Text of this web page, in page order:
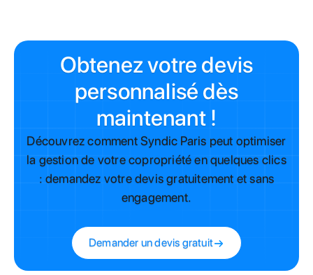
Obtenez votre devis
personnalisé dès
maintenant !
Découvrez comment Syndic Paris peut optimiser
la gestion de votre copropriété en quelques clics
: demandez votre devis gratuitement et sans
engagement.
Demander un devis gratuit